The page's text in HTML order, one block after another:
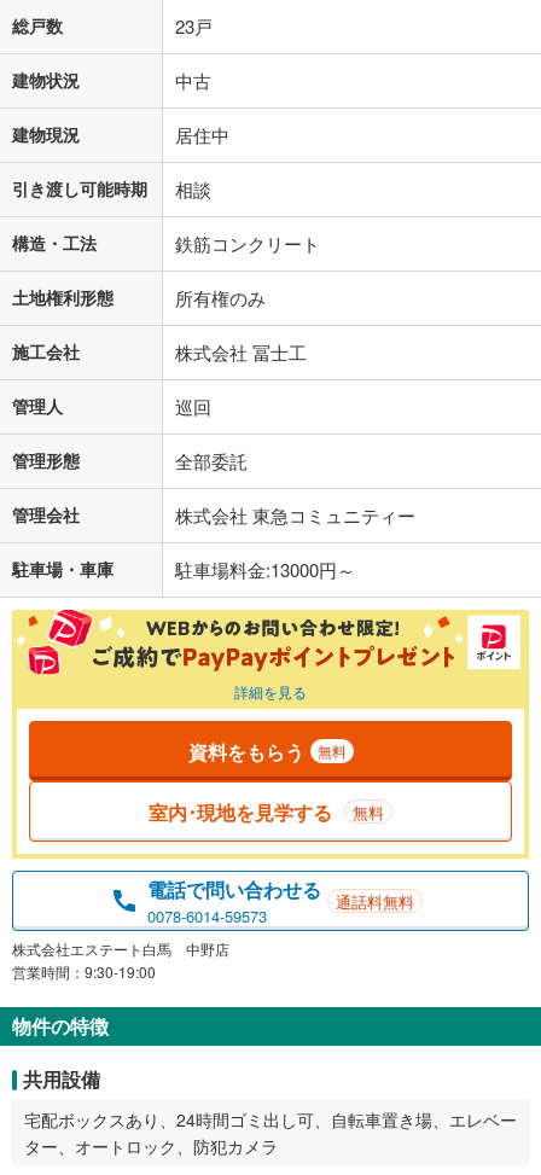
総戸数 23戸
建物状況 中古
建物現況 居住中
引き渡し可能時期 相談
構造・工法 鉄筋コンクリート
土地権利形態 所有権のみ
施工会社 株式会社 冨士工
管理人 巡回
管理形態 全部委託
管理会社 株式会社 東急コミュニティー
駐車場・車庫 駐車場料金:13000円～
詳細を見る
資料をもらう 無料
室内･現地を見学する 無料
電話で問い合わせる
0078-6014-59573
通話料無料
株式会社エステート白馬 中野店
営業時間：9:30-19:00
物件の特徴
共用設備
宅配ボックスあり、24時間ゴミ出し可、自転車置き場、エレベー
ター、オートロック、防犯カメラ